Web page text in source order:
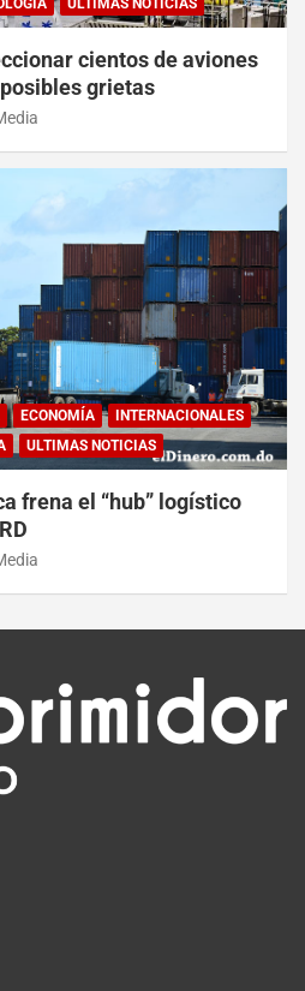
ULTIMAS NOTICIAS
cientos de aviones
grietas
ECONOMÍA
INTERNACIONALES
ULTIMAS NOTICIAS
frena el “hub” logístico